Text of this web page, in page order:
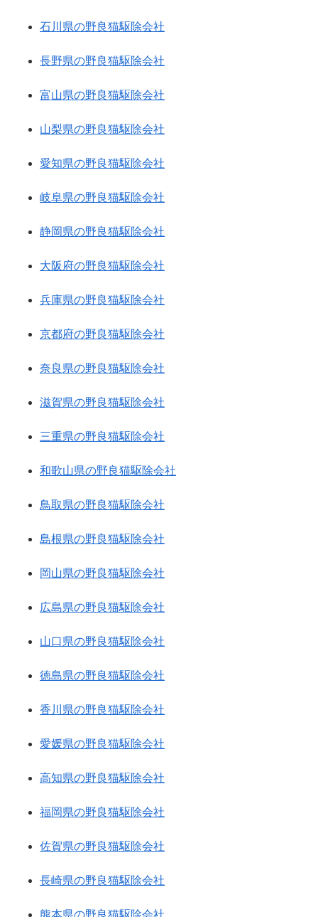
石川県の野良猫駆除会社
長野県の野良猫駆除会社
富山県の野良猫駆除会社
山梨県の野良猫駆除会社
愛知県の野良猫駆除会社
岐阜県の野良猫駆除会社
静岡県の野良猫駆除会社
大阪府の野良猫駆除会社
兵庫県の野良猫駆除会社
京都府の野良猫駆除会社
奈良県の野良猫駆除会社
滋賀県の野良猫駆除会社
三重県の野良猫駆除会社
和歌山県の野良猫駆除会社
鳥取県の野良猫駆除会社
島根県の野良猫駆除会社
岡山県の野良猫駆除会社
広島県の野良猫駆除会社
山口県の野良猫駆除会社
徳島県の野良猫駆除会社
香川県の野良猫駆除会社
愛媛県の野良猫駆除会社
高知県の野良猫駆除会社
福岡県の野良猫駆除会社
佐賀県の野良猫駆除会社
長崎県の野良猫駆除会社